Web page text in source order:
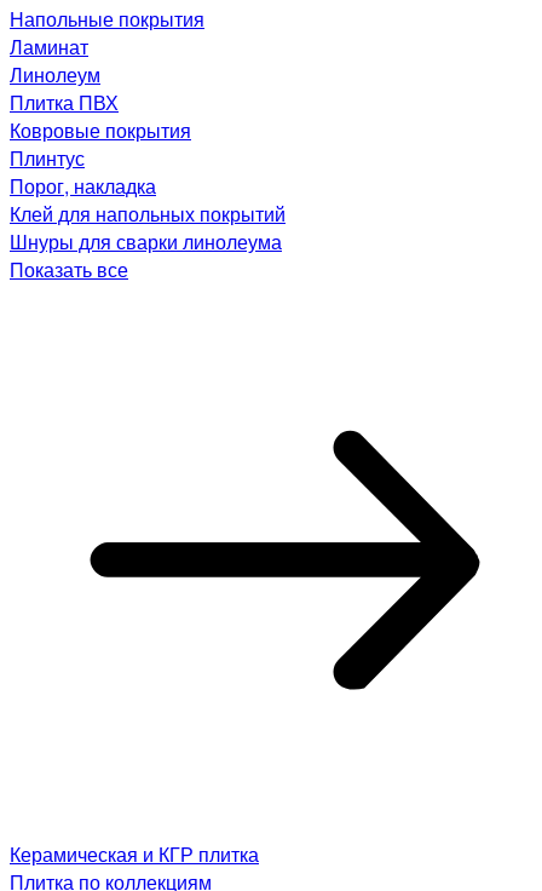
Напольные покрытия
Ламинат
Линолеум
Плитка ПВХ
Ковровые покрытия
Плинтус
Порог, накладка
Клей для напольных покрытий
Шнуры для сварки линолеума
Показать все
Керамическая и КГР плитка
Плитка по коллекциям